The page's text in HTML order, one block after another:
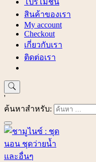
โปรโมชั่น
สินค้าของเรา
My account
Checkout
เกี่ยวกับเรา
ติดต่อเรา
'
ค้นหาสำหรับ: